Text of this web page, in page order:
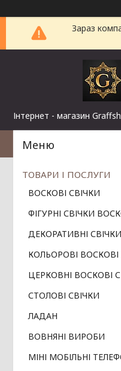
Зараз
Інтернет - магазин
ТОВАРИ І ПОСЛУГИ
ВОСКОВІ СВІЧКИ
ФІГУРНІ СВІЧКИ
ДЕКОРАТИВНІ СВІЧКИ
КОЛЬОРОВІ ВОСКОВІ
ЦЕРКОВНІ ВОСКОВІ
СТОЛОВІ СВІЧКИ
ЛАДАН
ВОВНЯНІ ВИРОБИ
МІНІ МОБІЛЬНІ